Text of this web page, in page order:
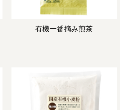
有機一番摘み煎茶